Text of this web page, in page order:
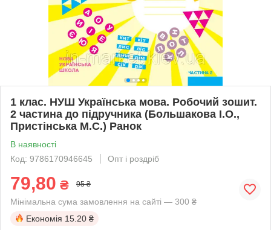
1 клас. НУШ Українська мова. Робочий зошит.
2 частина до підручника (Большакова І.О.,
Пристінська М.С.) Ранок
В наявності
Код: 9786170946645
Опт і роздріб
79,80 ₴ 95 ₴
Мінімальна сума замовлення на сайті — 300 ₴
Економія 15.20 ₴